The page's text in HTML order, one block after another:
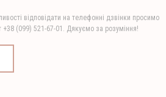
відповідати на телефонні дзвінки просимо
(099) 521-67-01. Дякуємо за розуміння!